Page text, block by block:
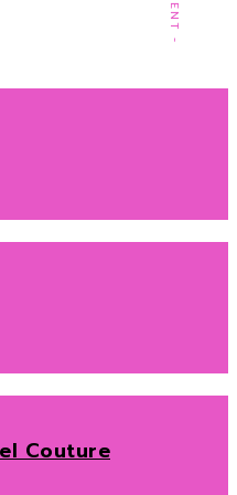
Couture